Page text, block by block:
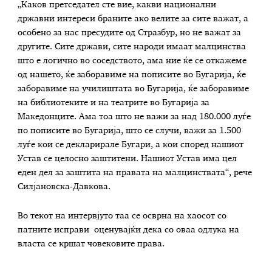
„Каков претседател сте вие, какви национални
државни интереси браните ако велите за сите важат, а
особено за нас пресудите од Стразбур, но не важат за
другите. Сите држави, сите народи имаат малцинства
што е логично во соседството, ама ние ќе се откажеме
од нашето, ќе заборавиме на пописите во Бугарија, ќе
заборавиме на училиштата во Бугарија, ќе заборавиме
на библиотеките и на театрите во Бугарија за
Македонците. Ама тоа што не важи за над 180.000 луѓе
по пописите во Бугарија, што се случи, важи за 1.500
луѓе кои се декларирале Бугари, а кои според нашиот
Устав се целосно заштитени. Нашиот Устав има цел
еден дел за заштита на правата на малцинствата“, рече
Силјановска-Давкова.
Во текот на интервјуто таа се осврна на хаосот со
патните исправи оценувајќи дека со оваа одлука на
власта се кршат човековите права.